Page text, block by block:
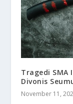
Tragedi SMA
Divonis
November 11,